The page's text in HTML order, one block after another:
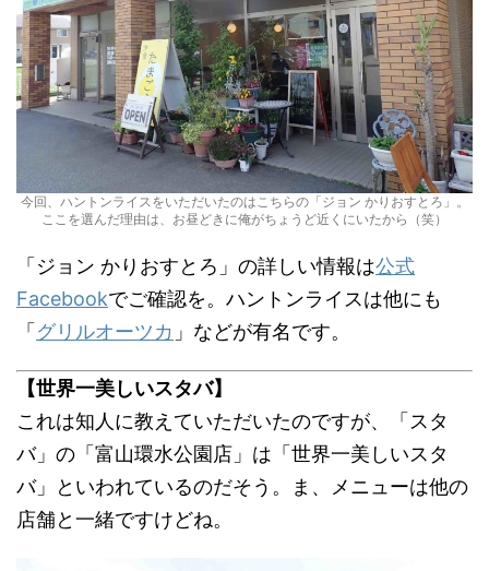
今回、ハントンライスをいただいたのはこちらの「ジョン かりおすとろ」。
ここを選んだ理由は、お昼どきに俺がちょうど近くにいたから（笑）
「ジョン かりおすとろ」の詳しい情報は公式
Facebookでご確認を。ハントンライスは他にも
「 グリルオーツカ 」などが有名です。
【世界一美しいスタバ】
これは知人に教えていただいたのですが、「スタ
バ」の「富山環水公園店」は「世界一美しいスタ
バ」といわれているのだそう。ま、メニューは他の
店舗と一緒ですけどね。